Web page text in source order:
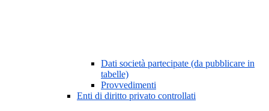
Dati società partecipate (da pubblicare in
tabelle)
Provvedimenti
Enti di diritto privato controllati